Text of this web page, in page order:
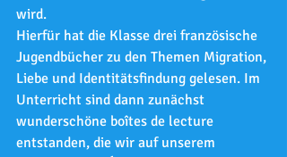
wird.
Hierfür hat die Klasse drei französische
Jugendbücher zu den Themen Migration,
Liebe und Identitätsfindung gelesen. Im
Unterricht sind dann zunächst
wunderschöne boîtes de lecture
entstanden, die wir auf unserem